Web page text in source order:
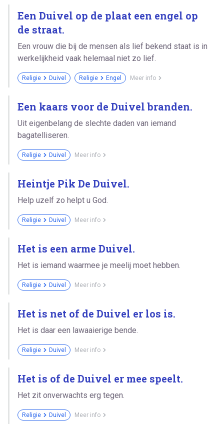
Een Duivel op de plaat een engel op
de straat.
Een vrouw die bij de mensen als lief bekend staat is in
werkelijkheid vaak helemaal niet zo lief.
Religie Duivel Religie Engel Meer info
Een kaars voor de Duivel branden.
Uit eigenbelang de slechte daden van iemand
bagatelliseren.
Religie Duivel Meer info
Heintje Pik De Duivel.
Help uzelf zo helpt u God.
Religie Duivel Meer info
Het is een arme Duivel.
Het is iemand waarmee je meelij moet hebben.
Religie Duivel Meer info
Het is net of de Duivel er los is.
Het is daar een lawaaierige bende.
Religie Duivel Meer info
Het is of de Duivel er mee speelt.
Het zit onverwachts erg tegen.
Religie Duivel Meer info